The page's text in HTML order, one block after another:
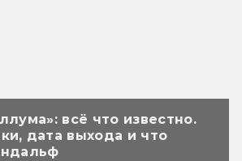
всё что известно.
дата выхода и что